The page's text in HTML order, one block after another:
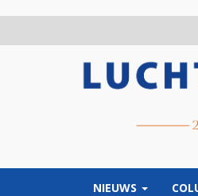
NIEUWS